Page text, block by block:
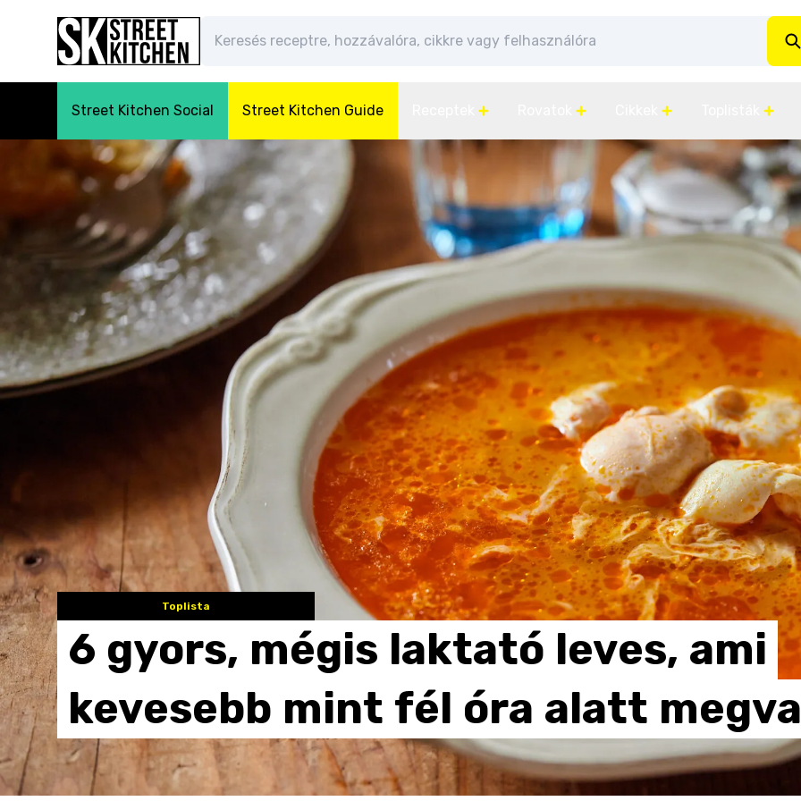
Street Kitchen Social Street Kitchen Guide
Toplista
6 gyors, mégis laktató leves, ami
kevesebb mint fél óra alatt